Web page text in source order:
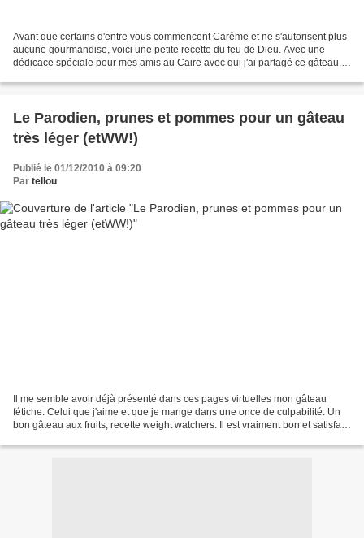
Avant que certains d'entre vous commencent Carême et ne s'autorisent plus
aucune gourmandise, voici une petite recette du feu de Dieu. Avec une
dédicace spéciale pour mes amis au Caire avec qui j'ai partagé ce gâteau.
Le Parodien, prunes et pommes pour un gâteau
très léger (etWW!)
Publié le 01/12/2010 à 09:20
Par tellou
Il me semble avoir déjà présenté dans ces pages virtuelles mon gâteau
fétiche. Celui que j'aime et que je mange dans une once de culpabilité. Un
bon gâteau aux fruits, recette weight watchers. Il est vraiment bon et satisfait